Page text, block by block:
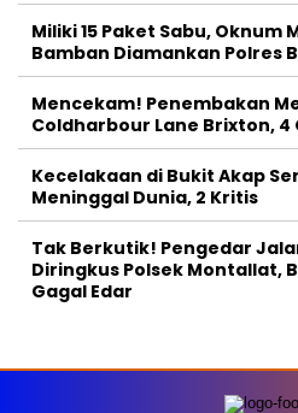
Miliki 15 Paket Sabu, Oknum
Bamban Diamankan Polres
Mencekam! Penembakan
Coldharbour Lane Brixton, 4
Kecelakaan di Bukit Akap
Meninggal Dunia, 2 Kritis
Tak Berkutik! Pengedar
Diringkus Polsek Montallat,
Gagal Edar